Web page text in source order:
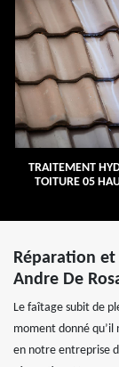
TRAITEMENT
TOITURE 05
Réparation
Andre De
Le faîtage subit de
moment donné qu’il
en notre entreprise